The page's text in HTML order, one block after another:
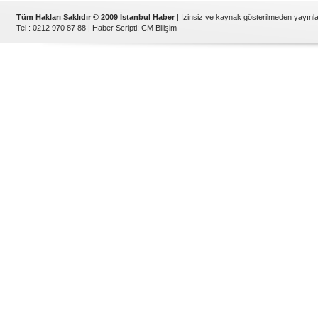
Tüm Hakları Saklıdır © 2009 İstanbul Haber | İzinsiz ve kaynak gösterilmeden
Tel : 0212 970 87 88 | Haber Scripti: CM Bilişim